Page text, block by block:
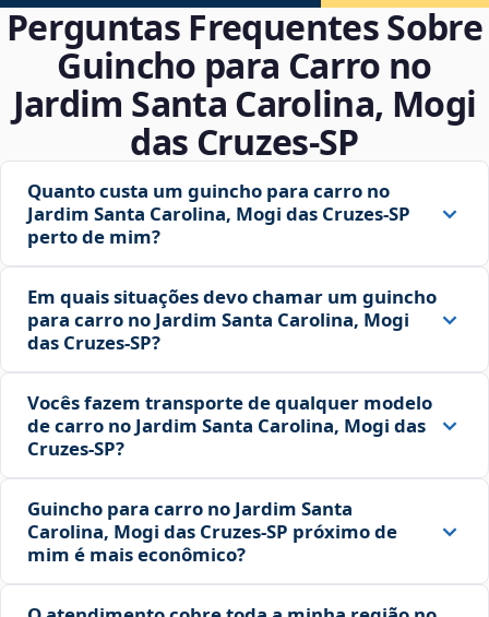
Perguntas Frequentes Sobre
Guincho para Carro no
Jardim Santa Carolina, Mogi
das Cruzes‑SP
Quanto custa um guincho para carro no
Jardim Santa Carolina, Mogi das Cruzes‑SP
perto de mim?
Em quais situações devo chamar um guincho
para carro no Jardim Santa Carolina, Mogi
das Cruzes‑SP?
Vocês fazem transporte de qualquer modelo
de carro no Jardim Santa Carolina, Mogi das
Cruzes‑SP?
Guincho para carro no Jardim Santa
Carolina, Mogi das Cruzes‑SP próximo de
mim é mais econômico?